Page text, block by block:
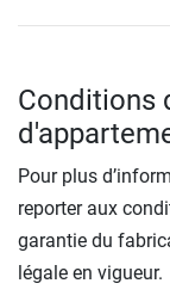
Conditions
Pour plus
reporter aux
garantie du
légale en vigueur.